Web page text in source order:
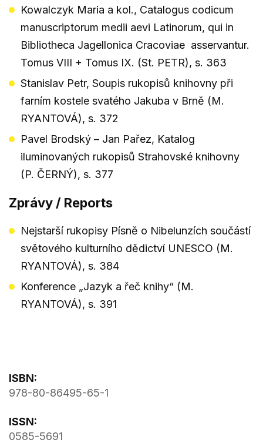
Kowalczyk Maria a kol., Catalogus codicum
manuscriptorum medii aevi Latinorum, qui in
Bibliotheca Jagellonica Cracoviae asservantur.
Tomus VIII + Tomus IX. (St. PETR), s. 363
Stanislav Petr, Soupis rukopisů knihovny při
farním kostele svatého Jakuba v Brně (M.
RYANTOVÁ), s. 372
Pavel Brodský – Jan Pařez, Katalog
iluminovaných rukopisů Strahovské knihovny
(P. ČERNÝ), s. 377
Zprávy / Reports
Nejstarší rukopisy Písně o Nibelunzích součástí
světového kulturního dědictví UNESCO (M.
RYANTOVÁ), s. 384
Konference „Jazyk a řeč knihy“ (M.
RYANTOVÁ), s. 391
ISBN:
978-80-86495-65-1
ISSN:
0585-5691